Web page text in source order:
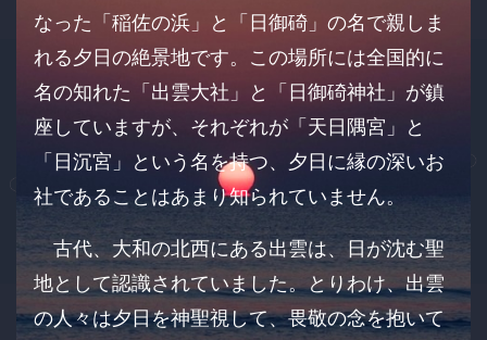
なった「稲佐の浜」と「日御碕」の名で親しま
れる夕日の絶景地です。この場所には全国的に
名の知れた「出雲大社」と「日御碕神社」が鎮
座していますが、それぞれが「天日隅宮」と
「日沉宮」という名を持つ、夕日に縁の深いお
社であることはあまり知られていません。
古代、大和の北西にある出雲は、日が沈む聖
地として認識されていました。とりわけ、出雲
の人々は夕日を神聖視して、畏敬の念を抱いて